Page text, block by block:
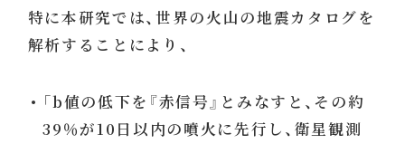
特に本研究では、世界の火山の地震カタログを
解析することにより、
• 「b値の低下を『赤信号』とみなすと、その約
39％が10日以内の噴火に先行し、衛星観測